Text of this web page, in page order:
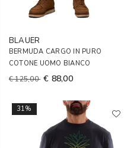
BLAUER
BERMUDA CARGO IN PURO
COTONE UOMO BIANCO
€ 125,00 € 88,00
31%